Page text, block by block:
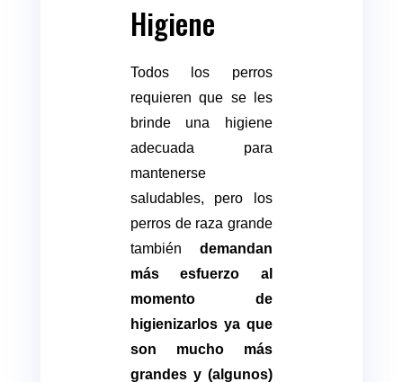
Higiene
Todos los perros
requieren que se les
brinde una higiene
adecuada para
mantenerse
saludables, pero los
perros de raza grande
tambiéndemandan
más esfuerzo al
momento de
higienizarlos ya que
son mucho más
grandes y (algunos)